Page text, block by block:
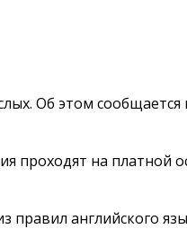
Об этом сообщается
проходят на платной
правил английского